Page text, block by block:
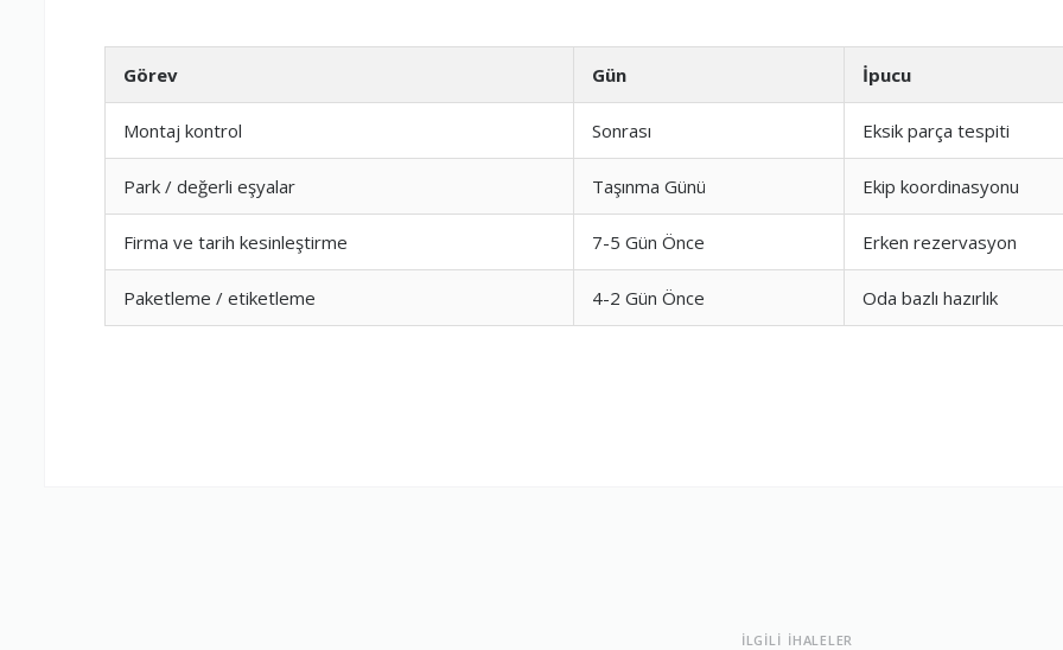
Görev Gün İpucu
Montaj kontrol Sonrası Eksik parça tespiti
Park / değerli eşyalar Taşınma Günü Ekip koordinasyonu
Firma ve tarih kesinleştirme 7-5 Gün Önce Erken rezervasyon
Paketleme / etiketleme 4-2 Gün Önce Oda bazlı hazırlık
İLGİLİ İHALELER
Ambalajlama Hizmeti 1.0